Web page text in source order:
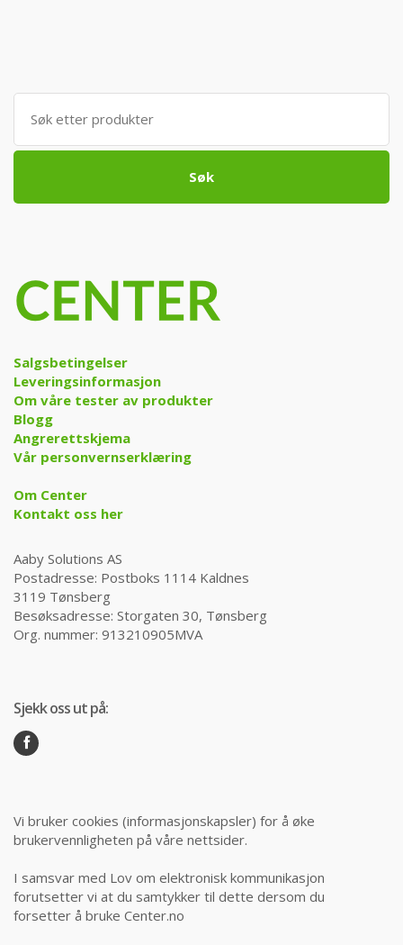
Søk
etter:
Søk
Salgsbetingelser
Leveringsinformasjon
Om våre tester av produkter
Blogg
Angrerettskjema
Vår personvernserklæring
Om Center
Kontakt oss her
Aaby Solutions AS
Postadresse: Postboks 1114 Kaldnes
3119 Tønsberg
Besøksadresse: Storgaten 30, Tønsberg
Org. nummer: 913210905MVA
Sjekk oss ut på:
Vi bruker cookies (informasjonskapsler) for å øke
brukervennligheten på våre nettsider.
I samsvar med Lov om elektronisk kommunikasjon
forutsetter vi at du samtykker til dette dersom du
forsetter å bruke Center.no